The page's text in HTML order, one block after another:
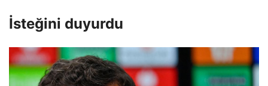
İsteğini duyurdu